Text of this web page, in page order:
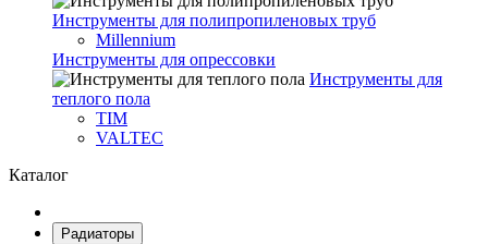
Инструменты для полипропиленовых труб
Millennium
Инструменты для опрессовки
Инструменты для
теплого пола
TIM
VALTEC
Каталог
Радиаторы